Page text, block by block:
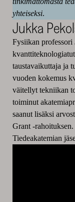
yhteiseksi.
Jukka
Fysiikan professori
taustavaikuttaja ja
vuoden kokemus
väitellyt tekniikan
toiminut
saanut lisäksi
Grant -
Tiedeakatemian